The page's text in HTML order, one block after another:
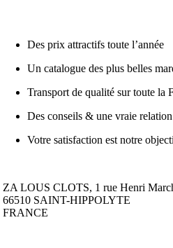
Des prix attractifs toute l’année
Un catalogue des plus belles
Transport de qualité sur toute la
Des conseils & une vraie
Votre satisfaction est notre
ZA LOUS CLOTS, 1 rue Henri
66510 SAINT-HIPPOLYTE
FRANCE